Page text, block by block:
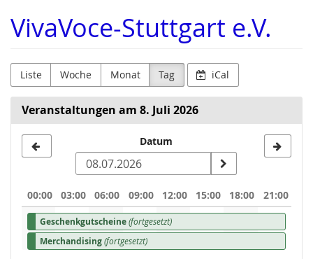
Haupt-
Inhalt
VivaVoce-Stuttgart e.V.
Liste Woche Monat Tag iCal
Veranstaltungen am 8. Juli 2026
zur
auswählen
Datum
00:00 03:00 06:00 09:00 12:00 15:00 18:00 21:00
Geschenkgutscheine(fortgesetzt)
Merchandising(fortgesetzt)